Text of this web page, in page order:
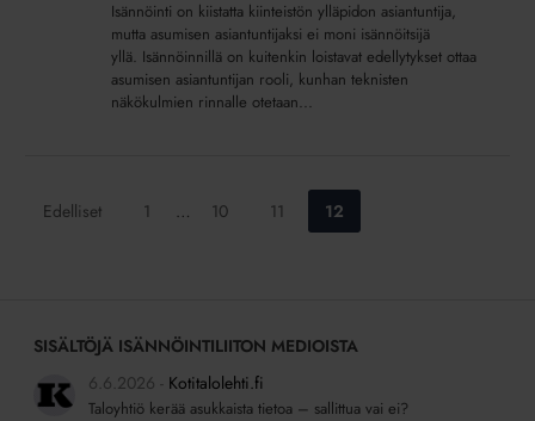
Isännöinti on kiistatta kiinteistön ylläpidon asiantuntija,
mutta asumisen asiantuntijaksi ei moni isännöitsijä
yllä. Isännöinnillä on kuitenkin loistavat edellytykset ottaa
asumisen asiantuntijan rooli, kunhan teknisten
näkökulmien rinnalle otetaan...
Edelliset
Siirry
1 …
Siirry
10
Siirry
sivulle:
11
Siirry
sivulle:
12
SISÄLTÖJÄ ISÄNNÖINTILIITON MEDIOISTA
6.6.2026
Kotitalolehti.fi
Taloyhtiö kerää asukkaista tietoa – sallittua vai ei?